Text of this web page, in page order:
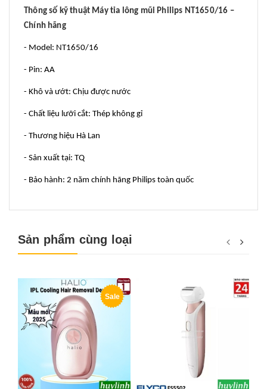
Thông số kỹ thuật Máy tỉa lông mũi Philips NT1650/16 –
Chính hãng
- Model: NT1650/16
- Pin: AA
- Khô và ướt: Chịu được nước
- Chất liệu lưỡi cắt: Thép không gỉ
- Thương hiệu Hà Lan
- Sản xuất tại: TQ
- Bảo hành: 2 năm chính hãng Philips toàn quốc
Sản phẩm cùng loại
Sale